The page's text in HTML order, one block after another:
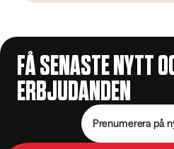
FÅ SENASTE NYTT
ERBJUDANDEN
Prenumerera på